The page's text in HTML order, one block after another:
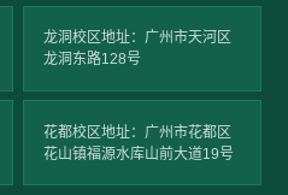
龙洞校区地址：广州市天河区
龙洞东路128号
花都校区地址：广州市花都区
花山镇福源水库山前大道19号